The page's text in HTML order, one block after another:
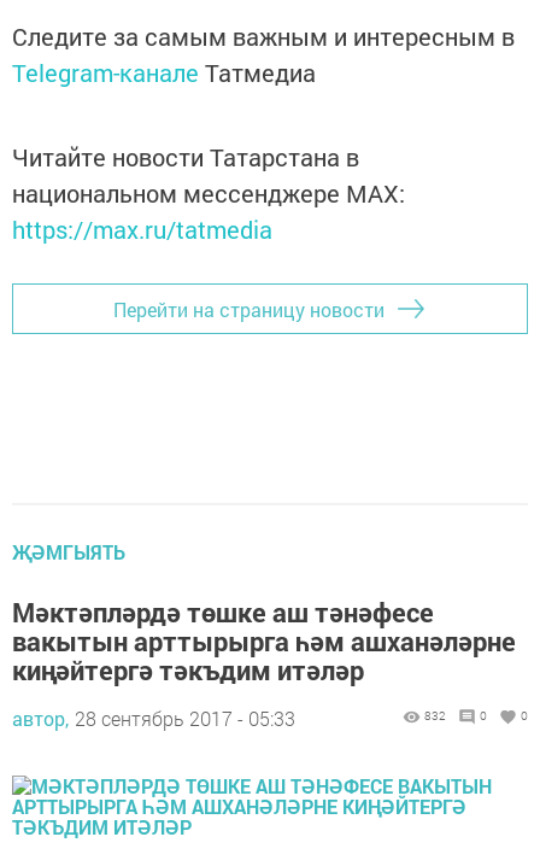
Следите за самым важным и интересным в
Telegram-канале Татмедиа
Читайте новости Татарстана в
национальном мессенджере MАХ:
https://max.ru/tatmedia
Перейти на страницу новости
ҖӘМГЫЯТЬ
Мәктәпләрдә төшке аш тәнәфесе
вакытын арттырырга һәм ашханәләрне
киңәйтергә тәкъдим итәләр
автор, 28 сентябрь 2017 - 05:33 832 0 0